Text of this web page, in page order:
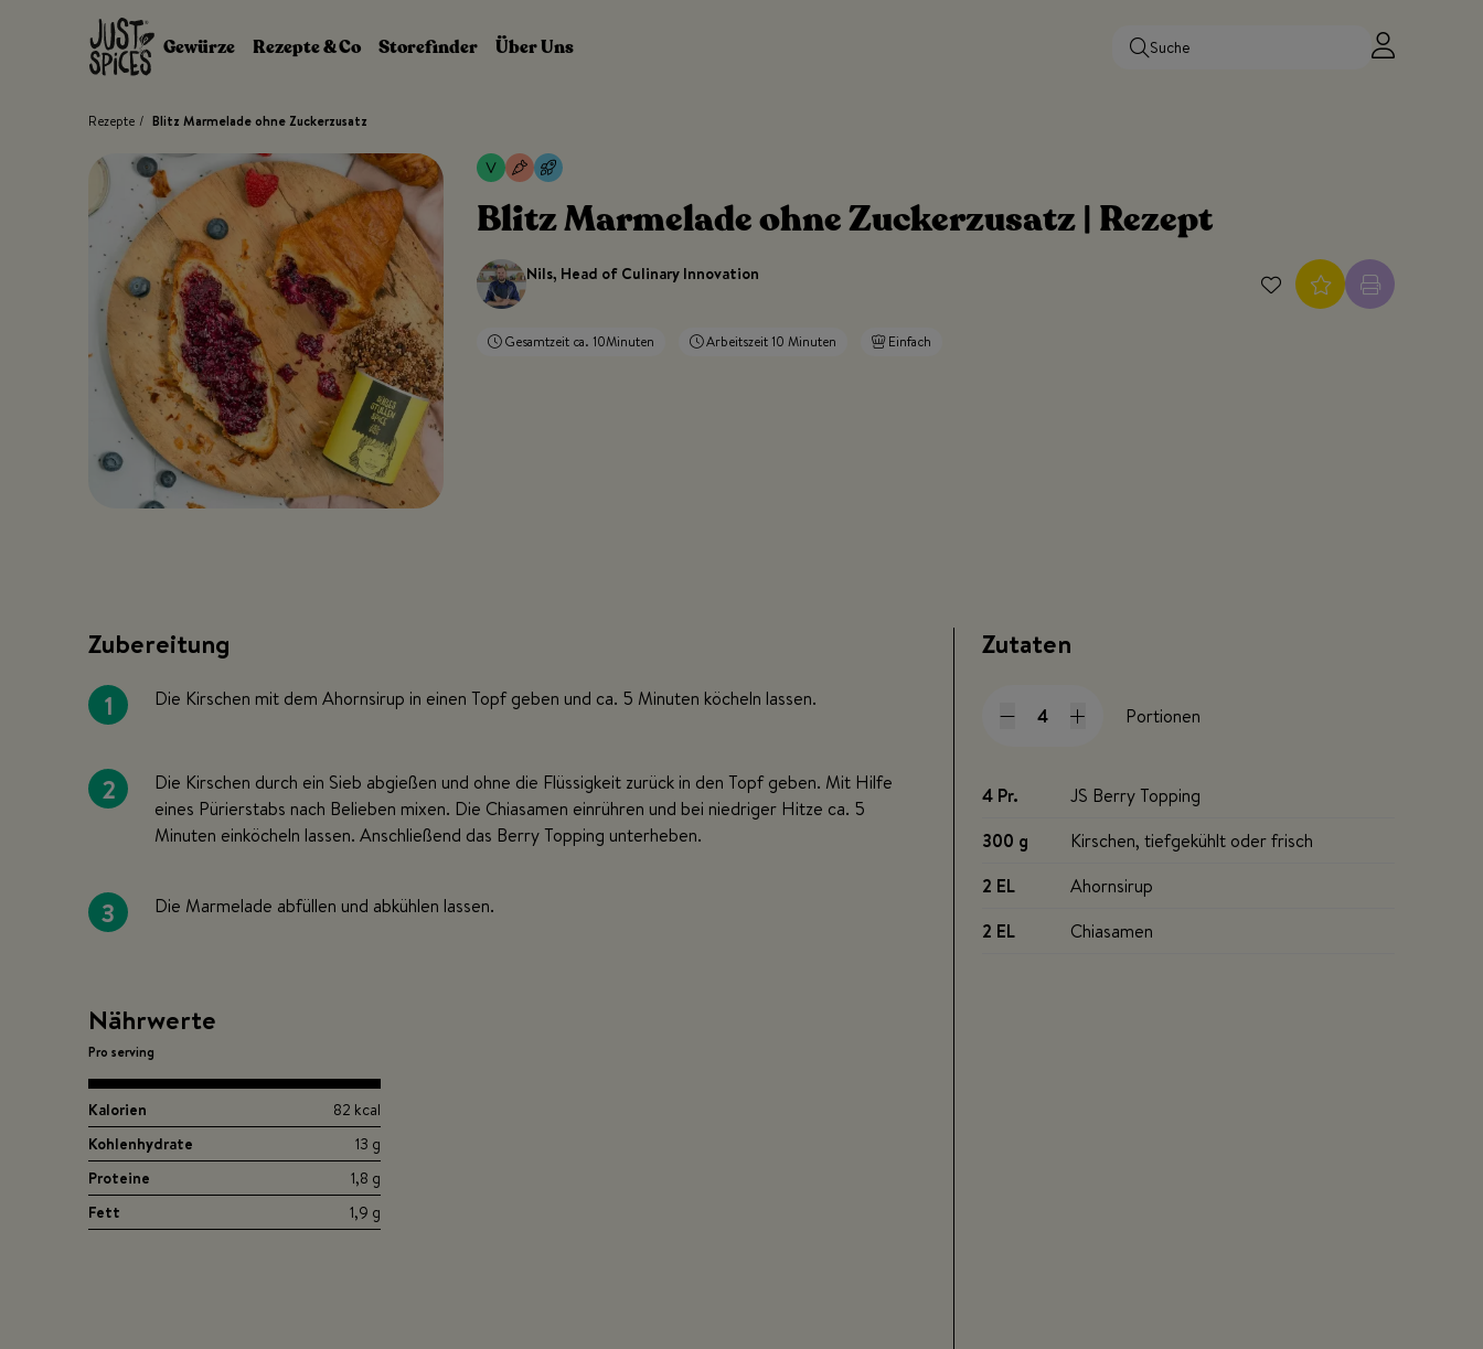
Zum Inhalt springen
Gewürze
Rezepte & Co Storefinder Über Uns
Rezepte / Blitz Marmelade ohne Zuckerzusatz
Blitz Marmelade ohne Zuckerzusatz | Rezept
Nils, Head of Culinary Innovation
Gesamtzeit ca. 10Minuten Arbeitszeit 10 Minuten Einfach
Zutaten
Portionen
4 Pr.
JS Berry Topping
300 g
Kirschen, tiefgekühlt oder frisch
2 EL
Ahornsirup
2 EL
Chiasamen
Zubereitung
1
Die Kirschen mit dem Ahornsirup in einen Topf geben und ca. 5 Minuten köcheln lassen.
2
Die Kirschen durch ein Sieb abgießen und ohne die Flüssigkeit zurück in den Topf geben. Mit Hilfe
eines Pürierstabs nach Belieben mixen. Die Chiasamen einrühren und bei niedriger Hitze ca. 5
Minuten einköcheln lassen. Anschließend das Berry Topping unterheben.
3 Die Marmelade abfüllen und abkühlen lassen.
Nährwerte
Pro serving
Kalorien
82 kcal
Kohlenhydrate
13 g
Proteine
1,8 g
Fett
1,9 g